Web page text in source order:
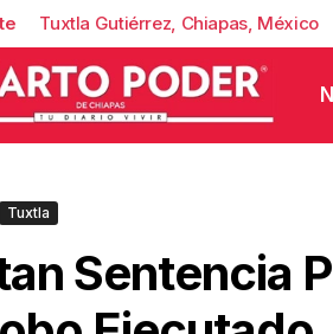
Tuxtla Gutiérrez, Chiapas, México
Tuxtla
Sentencia